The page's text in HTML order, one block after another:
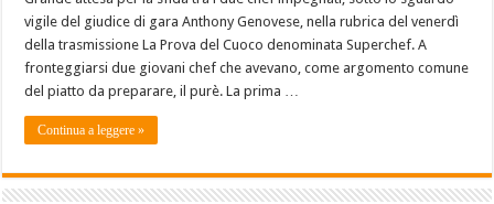
vigile del giudice di gara Anthony Genovese, nella rubrica del venerdì
della trasmissione La Prova del Cuoco denominata Superchef. A
fronteggiarsi due giovani chef che avevano, come argomento comune
del piatto da preparare, il purè. La prima …
Continua a leggere »